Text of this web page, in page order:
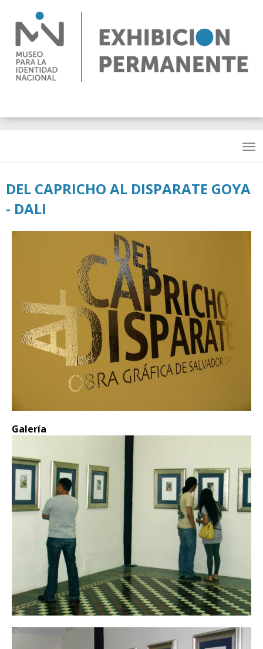
contenido
principal
DEL CAPRICHO AL DISPARATE GOYA
- DALI
Galería